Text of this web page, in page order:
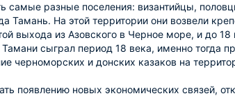
самые разные поселения: византийцы,
Тамань. На этой территории они возвели
выхода из Азовского в Черное море, и до 18
сыграл период 18 века, именно тогда
черноморских и донских казаков на
появлению новых экономических связей,